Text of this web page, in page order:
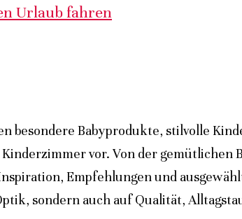
Urlaub fahren
besondere Babyprodukte, stilvolle
vor. Von der gemütlichen
Empfehlungen und
sondern auch auf Qualität,